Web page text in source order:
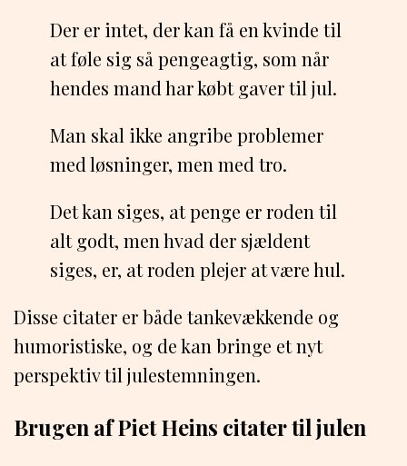
Der er intet, der kan få en kvinde til
at føle sig så pengeagtig, som når
hendes mand har købt gaver til jul.
Man skal ikke angribe problemer
med løsninger, men med tro.
Det kan siges, at penge er roden til
alt godt, men hvad der sjældent
siges, er, at roden plejer at være hul.
Disse citater er både tankevækkende og
humoristiske, og de kan bringe et nyt
perspektiv til julestemningen.
Brugen af Piet Heins citater til julen